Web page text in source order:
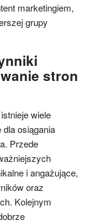
marketingiem,
grupy
stron
wiele
osiągania
Przede
i angażujące,
oraz
Kolejnym